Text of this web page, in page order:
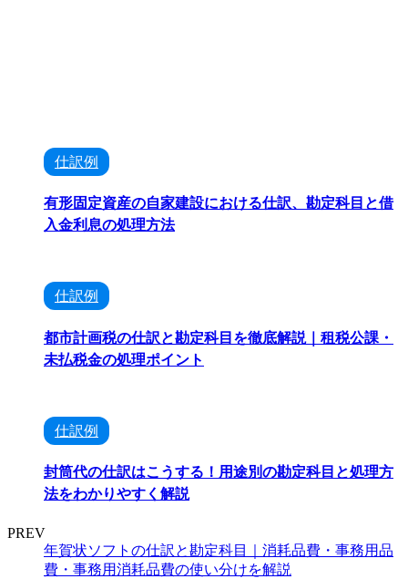
仕訳例
有形固定資産の自家建設における仕訳、勘定科目と借
入金利息の処理方法
仕訳例
都市計画税の仕訳と勘定科目を徹底解説｜租税公課・
未払税金の処理ポイント
仕訳例
封筒代の仕訳はこうする！用途別の勘定科目と処理方
法をわかりやすく解説
PREV
年賀状ソフトの仕訳と勘定科目｜消耗品費・事務用品
費・事務用消耗品費の使い分けを解説